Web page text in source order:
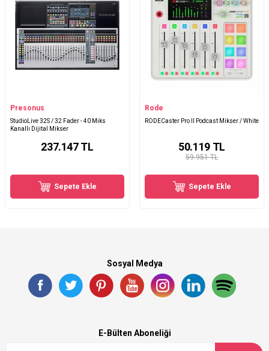
Presonus
StudioLive 32S / 32 Fader - 40 Miks
Kanallı Dijital Mikser
237.147TL
Sepete Ekle
Rode
RODECaster Pro II Podcast Mikser / White
59.951 TL
50.119TL
Sepete Ekle
Sosyal Medya
E-Bülten Aboneliği